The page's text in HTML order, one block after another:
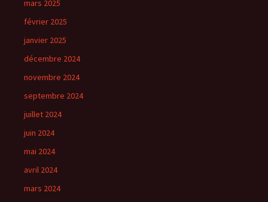
mars 2025
février 2025
janvier 2025
décembre 2024
novembre 2024
septembre 2024
juillet 2024
juin 2024
mai 2024
avril 2024
mars 2024